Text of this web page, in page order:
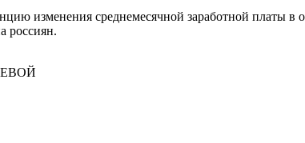
изменения среднемесячной заработной платы в
россиян.